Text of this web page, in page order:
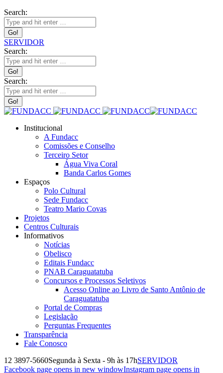
Search:
SERVIDOR
Search:
Search:
Institucional
A Fundacc
Comissões e Conselho
Terceiro Setor
Água Viva Coral
Banda Carlos Gomes
Espaços
Polo Cultural
Sede Fundacc
Teatro Mario Covas
Projetos
Centros Culturais
Informativos
Notícias
Obelisco
Editais Fundacc
PNAB Caraguatatuba
Concursos e Processos Seletivos
Acesso Online ao Livro de Santo Antônio de
Caraguatatuba
Portal de Compras
Legislação
Perguntas Frequentes
Transparência
Fale Conosco
12 3897-5660Segunda à Sexta - 9h às 17hSERVIDOR
Facebook page opens in new windowInstagram page opens in